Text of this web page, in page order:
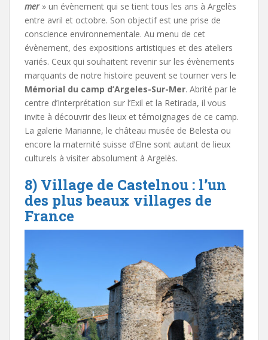
mer» un évènement qui se tient tous les ans à Argelès
entre avril et octobre. Son objectif est une prise de
conscience environnementale. Au menu de cet
évènement, des expositions artistiques et des ateliers
variés. Ceux qui souhaitent revenir sur les évènements
marquants de notre histoire peuvent se tourner vers le
Mémorial du camp d’Argeles-Sur-Mer. Abrité par le
centre d’Interprétation sur l’Exil et la Retirada, il vous
invite à découvrir des lieux et témoignages de ce camp.
La galerie Marianne, le château musée de Belesta ou
encore la maternité suisse d’Elne sont autant de lieux
culturels à visiter absolument à Argelès.
8) Village de Castelnou : l’un
des plus beaux villages de
France